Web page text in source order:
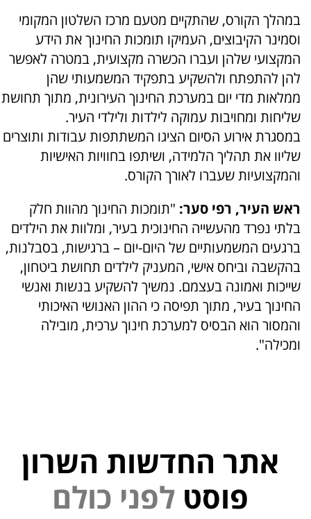
במהלך הקורס, שהתקיים מטעם מרכז השלטון המקומי
וסמינר הקיבוצים, העמיקו תומכות החינוך את הידע
המקצועי שלהן ועברו הכשרה מקצועית, במטרה לאפשר
להן להתפתח ולהשקיע בתפקיד המשמעותי שהן
ממלאות מדי יום במערכת החינוך העירונית, מתוך תחושת
שליחות ומחויבות עמוקה לילדות ולילדי העיר.
במסגרת אירוע הסיום הציגו המשתתפות עבודות ותוצרים
שליוו את תהליך הלמידה, ושיתפו בחוויות האישיות
והמקצועיות שעברו לאורך הקורס.
ראש העיר, רפי סער: "תומכות החינוך מהוות חלק
בלתי נפרד מהעשייה החינוכית בעיר, ומלוות את הילדים
ברגעים המשמעותיים של היום-יום – ברגישות, בסבלנות,
בהקשבה וביחס אישי, המעניק לילדים תחושת ביטחון,
שייכות ואמונה בעצמם. נמשיך להשקיע בנשות ואנשי
החינוך בעיר, מתוך תפיסה כי ההון האנושי האיכותי
והמסור הוא הבסיס למערכת חינוך ערכית, מובילה
ומכילה".
אתר החדשות השרון
פוסט